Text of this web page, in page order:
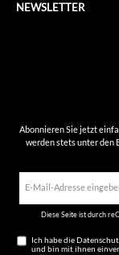
NEWSLETTER
Abonnieren Sie jetzt
werden stets unter den
Diese Seite ist durch
Ich habe die
und bin mit ihnen